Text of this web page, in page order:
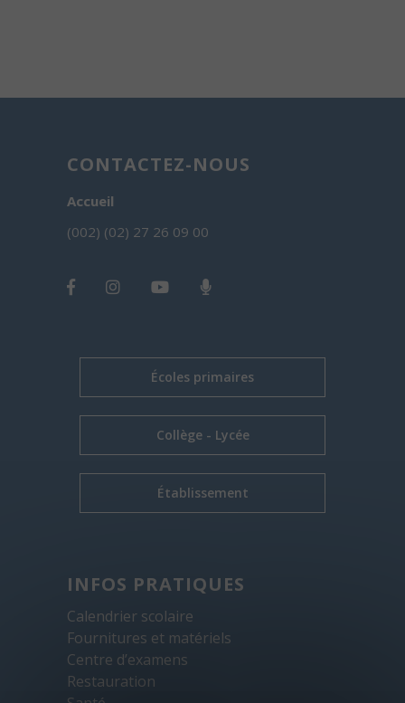
CONTACTEZ-NOUS
Accueil
(002) (02) 27 26 09 00
Écoles primaires
Collège - Lycée
Établissement
INFOS PRATIQUES
Calendrier scolaire
Fournitures et matériels
Centre d’examens
Restauration